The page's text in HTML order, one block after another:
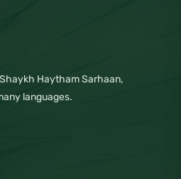
Haytham Sarhaan,
languages.